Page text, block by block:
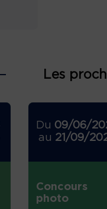
Les
Du 09/06/
au 21/09/
Concours
photo